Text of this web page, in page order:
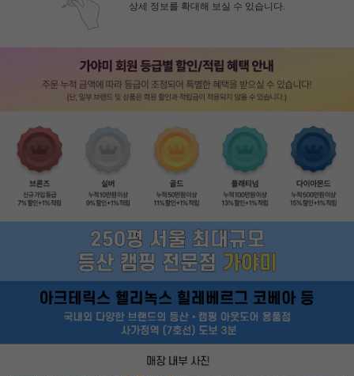
상세 정보를 확대해 보실 수 있습니다.